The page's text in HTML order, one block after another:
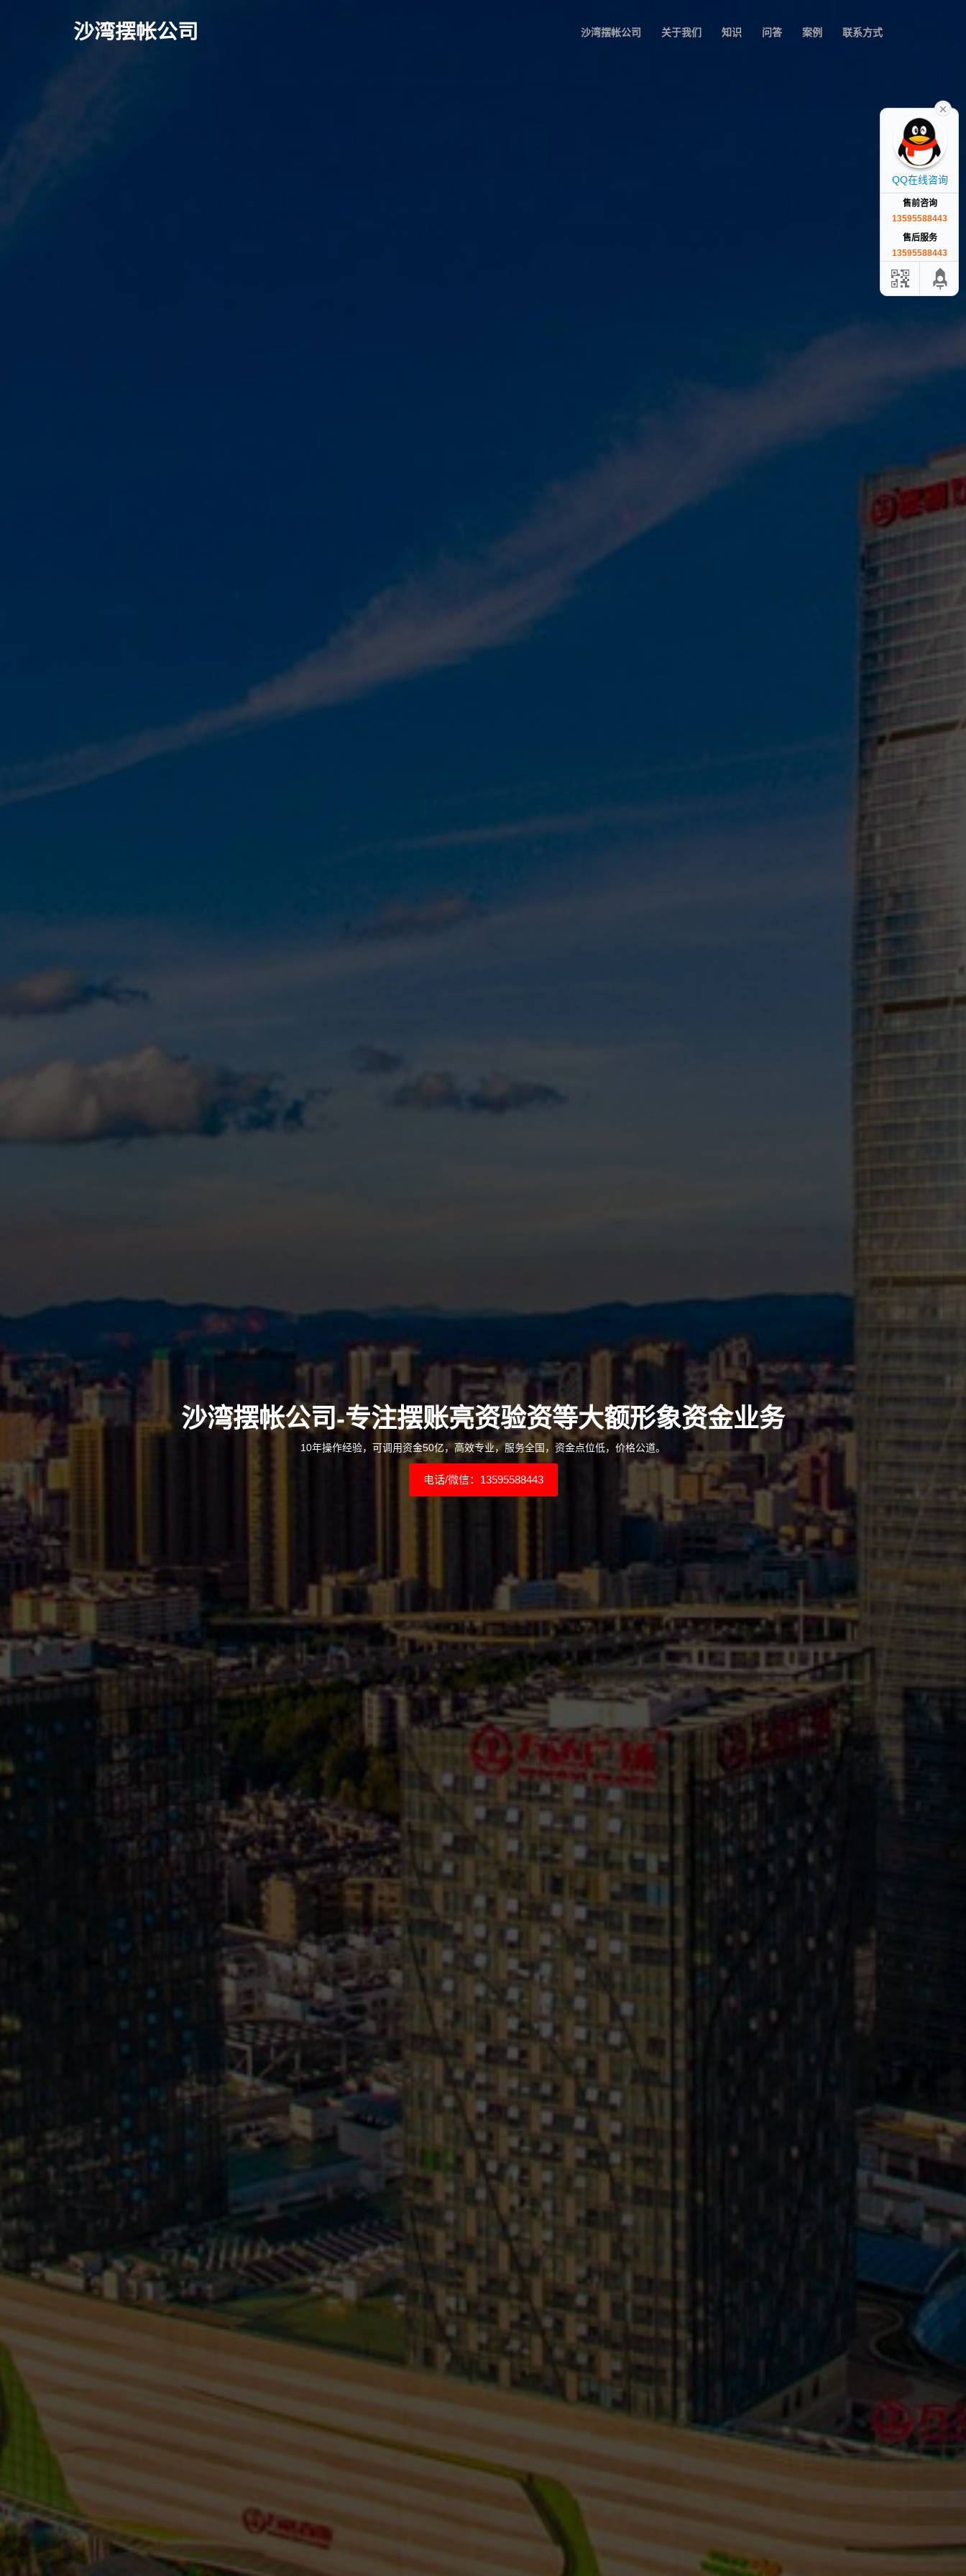
沙湾摆帐公司 沙湾摆帐公司 关于我们 知识 问答 案例 联系方式
沙湾摆帐公司-专注摆账亮资验资等大额形象资金业务
10年操作经验，可调用资金50亿，高效专业，服务全国，资金点位低，价格公道。
电话/微信：13595588443
QQ在线咨询
售前咨询
13595588443
售后服务
13595588443